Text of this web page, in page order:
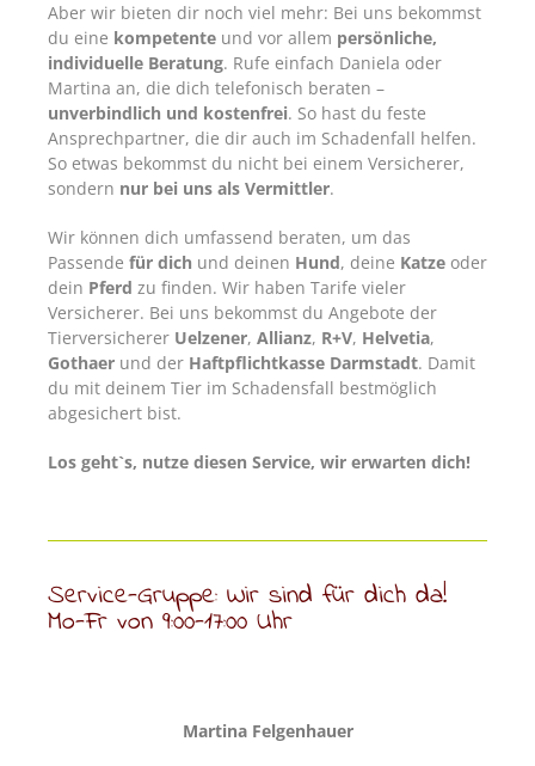
Aber wir bieten dir noch viel mehr: Bei uns bekommst
du eine kompetente und vor allem persönliche,
individuelle Beratung. Rufe einfach Daniela oder
Martina an, die dich telefonisch beraten –
unverbindlich und kostenfrei. So hast du feste
Ansprechpartner, die dir auch im Schadenfall helfen.
So etwas bekommst du nicht bei einem Versicherer,
sondern nur bei uns als Vermittler.
Wir können dich umfassend beraten, um das
Passende für dich und deinen Hund, deine Katze oder
dein Pferd zu finden. Wir haben Tarife vieler
Versicherer. Bei uns bekommst du Angebote der
Tierversicherer Uelzener, Allianz, R+V, Helvetia,
Gothaer und der Haftpflichtkasse Darmstadt. Damit
du mit deinem Tier im Schadensfall bestmöglich
abgesichert bist.
Los geht`s, nutze diesen Service, wir erwarten dich!
Service-Gruppe: Wir sind für dich da!
Mo-Fr von 9:00-17:00 Uhr
Martina Felgenhauer